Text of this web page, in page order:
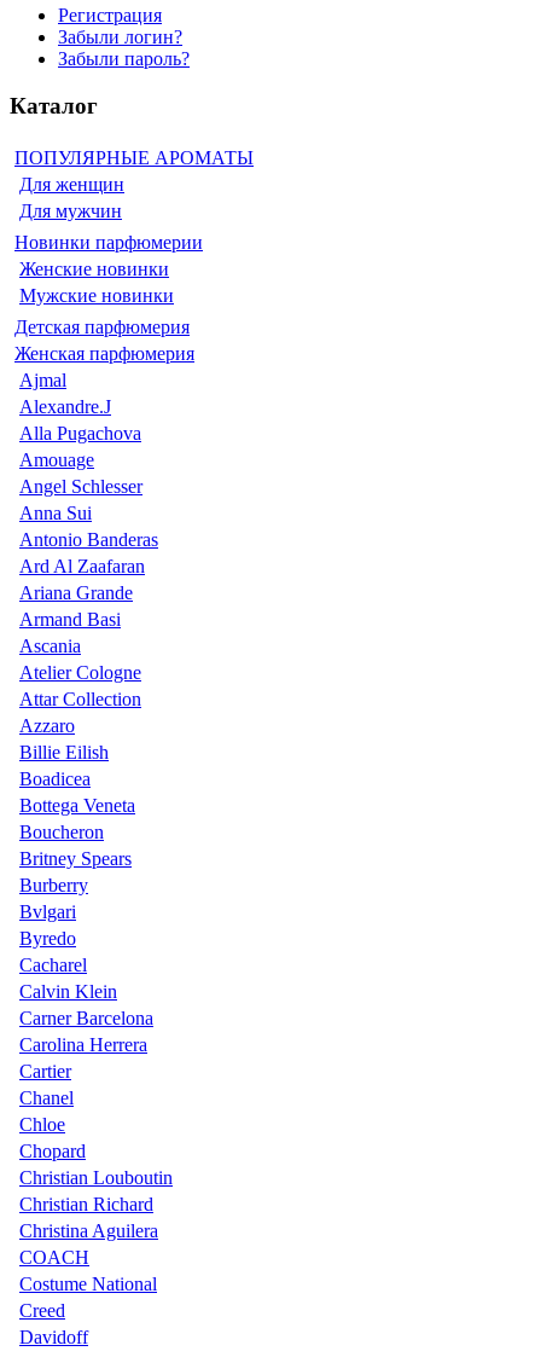
Регистрация
Забыли логин?
Забыли пароль?
Каталог
ПОПУЛЯРНЫЕ АРОМАТЫ
Для женщин
Для мужчин
Новинки парфюмерии
Женские новинки
Мужские новинки
Детская парфюмерия
Женская парфюмерия
Ajmal
Alexandre.J
Alla Pugachova
Amouage
Angel Schlesser
Anna Sui
Antonio Banderas
Ard Al Zaafaran
Ariana Grande
Armand Basi
Ascania
Atelier Cologne
Attar Collection
Azzaro
Billie Eilish
Boadicea
Bottega Veneta
Boucheron
Britney Spears
Burberry
Bvlgari
Byredo
Cacharel
Calvin Klein
Carner Barcelona
Carolina Herrera
Cartier
Chanel
Chloe
Chopard
Christian Louboutin
Christian Richard
Christina Aguilera
COACH
Costume National
Creed
Davidoff